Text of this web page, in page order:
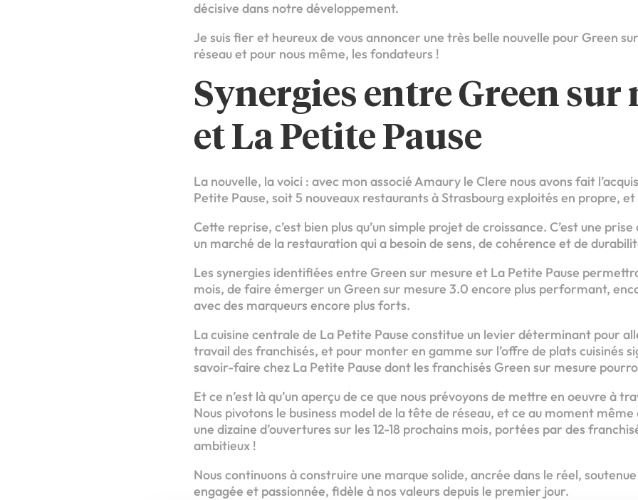
décisive dans notre développement.
Je suis fier et heureux de vous annoncer une très belle nouvelle pour Green
réseau et pour nous même, les fondateurs !
Synergies entre Green sur
et La Petite Pause
La nouvelle, la voici : avec mon associé Amaury le Clere nous avons fait
Petite Pause, soit 5 nouveaux restaurants à Strasbourg exploités en propre,
Cette reprise, c’est bien plus qu’un simple projet de croissance. C’est une
un marché de la restauration qui a besoin de sens, de cohérence et de
Les synergies identifiées entre Green sur mesure et La Petite Pause
mois, de faire émerger un Green sur mesure 3.0 encore plus performant,
avec des marqueurs encore plus forts.
La cuisine centrale de La Petite Pause constitue un levier déterminant pour
travail des franchisés, et pour monter en gamme sur l’offre de plats cuisinés
savoir-faire chez La Petite Pause dont les franchisés Green sur mesure
Et ce n’est là qu’un aperçu de ce que nous prévoyons de mettre en oeuvre à
Nous pivotons le business model de la tête de réseau, et ce au moment même
une dizaine d’ouvertures sur les 12-18 prochains mois, portées par des
ambitieux !
Nous continuons à construire une marque solide, ancrée dans le réel,
engagée et passionnée, fidèle à nos valeurs depuis le premier jour.